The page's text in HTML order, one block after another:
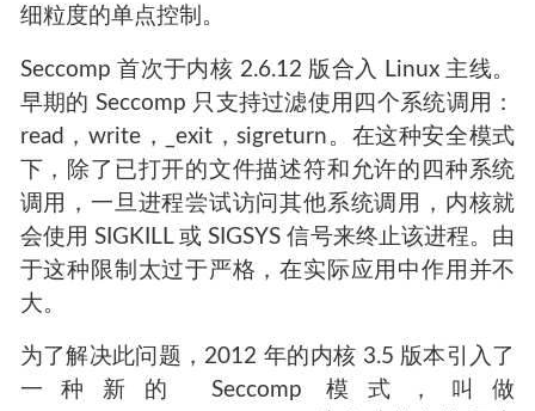
细粒度的单点控制。
Seccomp 首次于内核 2.6.12 版合入 Linux 主线。
早期的 Seccomp 只支持过滤使用四个系统调用：
read，write，_exit，sigreturn。在这种安全模式
下，除了已打开的文件描述符和允许的四种系统
调用，一旦进程尝试访问其他系统调用，内核就
会使用 SIGKILL 或 SIGSYS 信号来终止该进程。由
于这种限制太过于严格，在实际应用中作用并不
大。
为了解决此问题，2012 年的内核 3.5 版本引入了
一种新的 Seccomp 模式，叫做